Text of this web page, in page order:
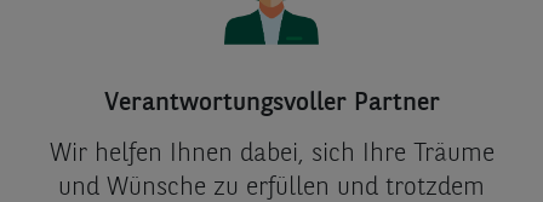
Verantwortungsvoller Partner
Wir helfen Ihnen dabei, sich Ihre Träume
und Wünsche zu erfüllen und trotzdem